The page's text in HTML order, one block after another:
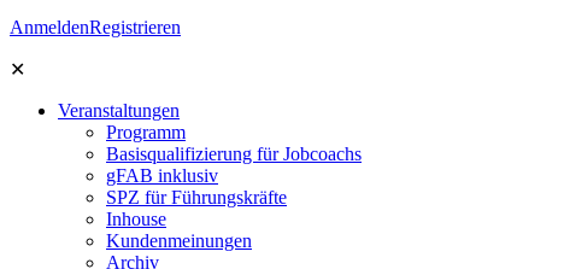
AnmeldenRegistrieren
✕
Veranstaltungen
Programm
Basisqualifizierung für Jobcoachs
gFAB inklusiv
SPZ für Führungskräfte
Inhouse
Kundenmeinungen
Archiv